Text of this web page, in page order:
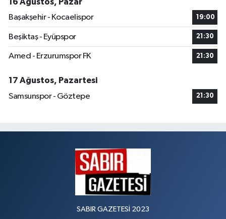
Başakşehir - Kocaelispor
19:00
Beşiktaş - Eyüpspor 21:30
Amed - Erzurumspor FK 21:30
17 Ağustos, Pazartesi
Samsunspor - Göztepe
21:30
SABIR GAZETESİ 2023